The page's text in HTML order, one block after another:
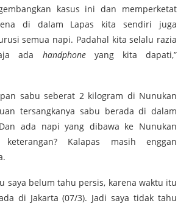
kasus ini dan memperketat
di dalam Lapas kita sendiri juga
semua napi. Padahal kita selalu razia
ada handphoneyang kita dapati,”
sabu seberat 2 kilogram di Nunukan
tersangkanya sabu berada di dalam
ada napi yang dibawa ke Nunukan
Kalapas masih enggan
saya belum tahu persis, karena waktu itu
di Jakarta (07/3). Jadi saya tidak tahu